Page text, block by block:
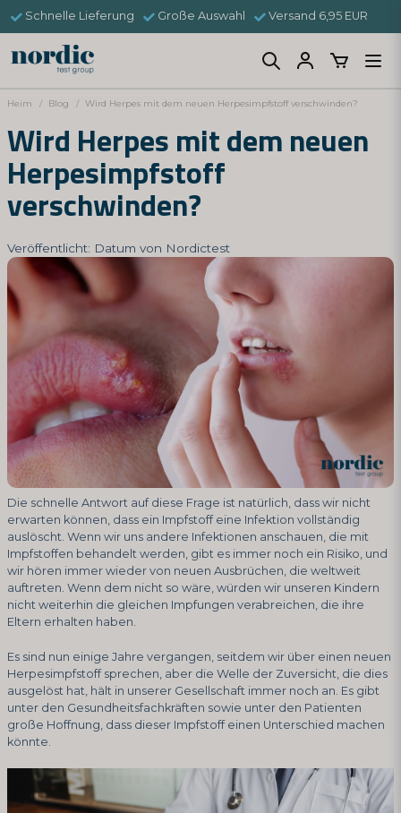
Schnelle Lieferung Große Auswahl Versand 6,95 EUR
Heim Blog Wird Herpes mit dem neuen Herpesimpfstoff verschwinden?
Wird Herpes mit dem neuen
Herpesimpfstoff
verschwinden?
Veröffentlicht: Datum von Nordictest
Die schnelle Antwort auf diese Frage ist natürlich, dass wir nicht
erwarten können, dass ein Impfstoff eine Infektion vollständig
auslöscht. Wenn wir uns andere Infektionen anschauen, die mit
Impfstoffen behandelt werden, gibt es immer noch ein Risiko, und
wir hören immer wieder von neuen Ausbrüchen, die weltweit
auftreten. Wenn dem nicht so wäre, würden wir unseren Kindern
nicht weiterhin die gleichen Impfungen verabreichen, die ihre
Eltern erhalten haben.
Es sind nun einige Jahre vergangen, seitdem wir über einen neuen
Herpesimpfstoff sprechen, aber die Welle der Zuversicht, die dies
ausgelöst hat, hält in unserer Gesellschaft immer noch an. Es gibt
unter den Gesundheitsfachkräften sowie unter den Patienten
große Hoffnung, dass dieser Impfstoff einen Unterschied machen
könnte.